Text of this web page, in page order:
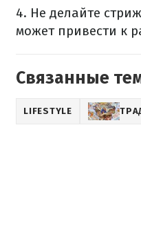
4. Не делайте
может привести к
Связанные
LIFESTYLE